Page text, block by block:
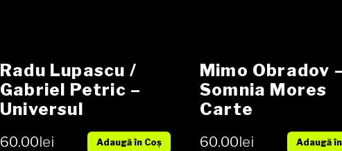
Radu Lupascu /
Gabriel Petric –
Universul
Sunetelor Carte
60.00lei Adaugă în Coș
Mimo Obradov
Somnia Mores
Carte
60.00lei Adaugă